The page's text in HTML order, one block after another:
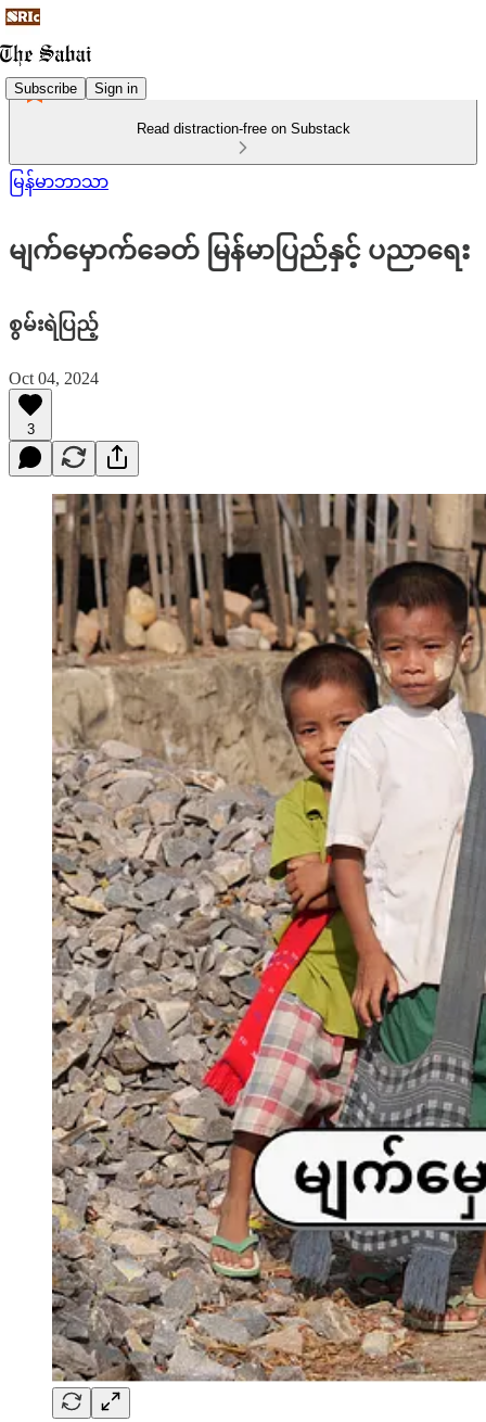
Subscribe Sign in
Read distraction-free on Substack
မြန်မာဘာသာ
မျက်မှောက်ခေတ် မြန်မာပြည်နှင့် ပညာရေး
စွမ်းရဲပြည့်
Oct 04, 2024
3